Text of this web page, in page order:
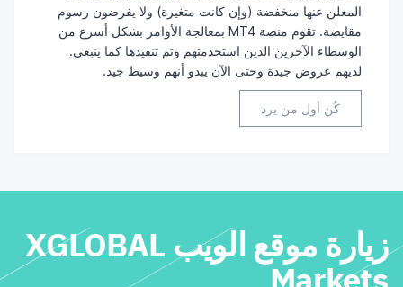
المعلن عنها منخفضة (وإن كانت متغيرة) ولا يفرضون رسوم
مقايضة. تقوم منصة MT4 بمعالجة الأوامر بشكل أسرع من
الوسطاء الآخرين الذين استخدمتهم وتم تنفيذها كما ينبغي.
لديهم عروض جيدة وحتى الآن يبدو أنهم وسيط جيد.
كُن أول من يرد
زيارة موقع الويب XGLOBAL